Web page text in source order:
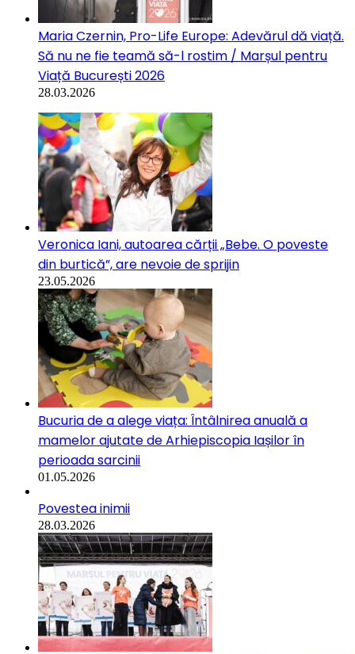
Maria Czernin, Pro-Life Europe: Adevărul dă viață.
Să nu ne fie teamă să-l rostim / Marșul pentru
Viață București 2026
28.03.2026
Veronica Iani, autoarea cărții „Bebe. O poveste
din burtică”, are nevoie de sprijin
23.05.2026
Bucuria de a alege viața: Întâlnirea anuală a
mamelor ajutate de Arhiepiscopia Iașilor în
perioada sarcinii
01.05.2026
Povestea inimii
28.03.2026